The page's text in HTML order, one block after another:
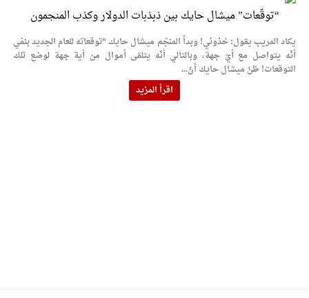
“توقّعات” ميشال حايك بين ذبذبات الدولار وكذب المنجمون
يكاد المريب يقول: خذوني! وبدأ المنجّم ميشال حايك “توقعاته للعام الجديد بنفي
أنّه يتواصل مع أيّ جهة، وبالتالي أنّه يتلقى أموال من أية جهة لوضع تلك
التوقعات! ظنّ ميشال حايك أنّ...
اقرأ المزيد